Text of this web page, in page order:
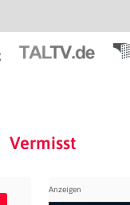
Vermisst